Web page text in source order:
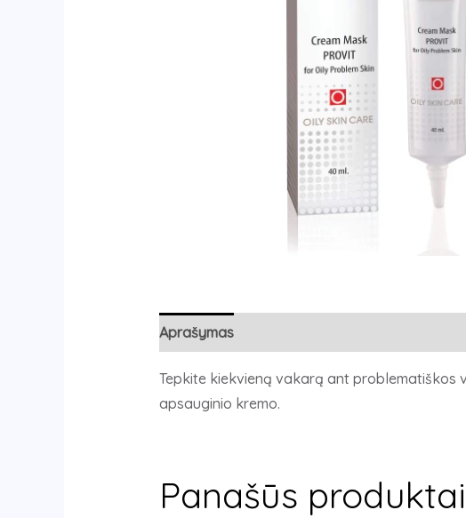
Aprašymas
Tepkite kiekvieną vakarą ant problematiškos
apsauginio kremo.
Panašūs produktai